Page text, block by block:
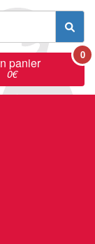
panier
0€
0